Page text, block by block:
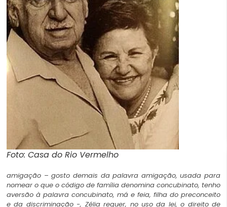
Foto: Casa do Rio Vermelho
amigação – gosto demais da palavra amigação, usada para
nomear o que o código de família denomina concubinato, tenho
aversão à palavra concubinato, má e feia, filha do preconceito
e da discriminação -, Zélia requer, no uso da lei, o direito de